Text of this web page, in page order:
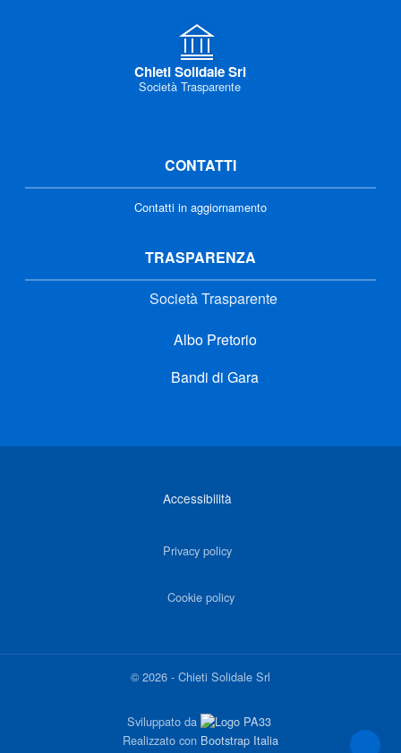
Chieti Solidale Srl
Società Trasparente
CONTATTI
Contatti in aggiornamento
TRASPARENZA
Società Trasparente
Albo Pretorio
Bandi di Gara
Accessibilità
Privacy policy
Cookie policy
©2026 - Chieti Solidale Srl
Sviluppato da
Realizzato con Bootstrap Italia